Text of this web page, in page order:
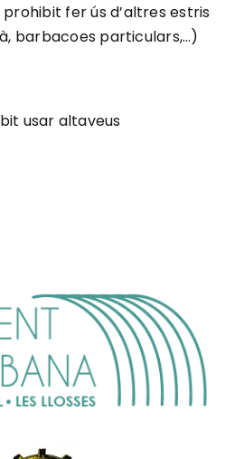
fer ús d’altres estris
barbacoes particulars,…)
usar altaveus